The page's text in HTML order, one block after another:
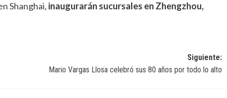
Shanghai, inaugurarán sucursales en Zhengzhou,
Siguiente:
Mario Vargas Llosa celebró sus 80 años por todo lo alto